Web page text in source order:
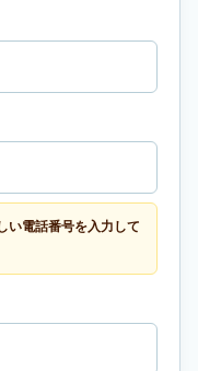
い電話番号を入力して